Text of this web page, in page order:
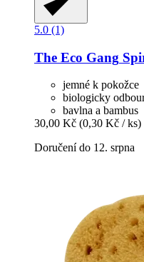
5.0 (1)
The Eco Gang
jemné k pokožce
biologicky
bavlna a bambus
30,00 Kč (0,30 Kč / ks)
Doručení do 12. srpna